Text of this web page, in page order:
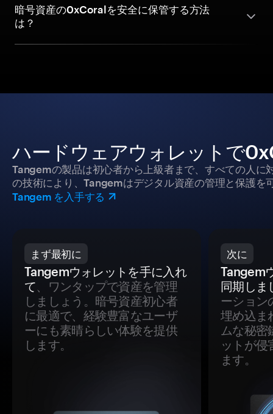
暗号資産の0xCoralを安全に保管する方法
は？
ハードウェアウォレットで
Tangemの製品は初心者から上級者まで、すべての人に
の技術により、Tangemはデジタル資産の管理と保護を
Tangem を入手する
まず最初に
Tangemウォレットを手に入れ
て、ワンタップで資産を管理
しましょう。暗号資産初心者
に最適で、経験豊富なユーザ
ーにも素晴らしい体験を提供
します。
次に
Tangem
同期しま
ーション
埋め込ま
ムな秘密
ットが侵
ます。